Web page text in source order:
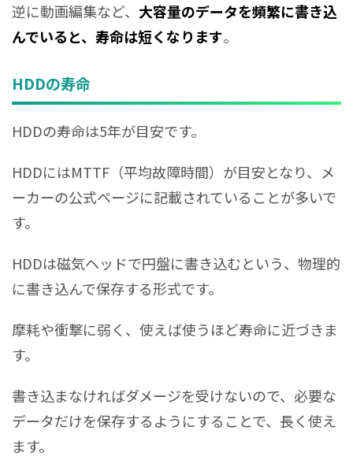
逆に動画編集など、 大容量のデータを頻繁に書き込
んでいると、寿命は短くなります。
HDDの寿命
HDDの寿命は5年が目安です。
HDDにはMTTF（平均故障時間）が目安となり、メ
ーカーの公式ページに記載されていることが多いで
す。
HDDは磁気ヘッドで円盤に書き込むという、物理的
に書き込んで保存する形式です。
摩耗や衝撃に弱く、使えば使うほど寿命に近づきま
す。
書き込まなければダメージを受けないので、必要な
データだけを保存するようにすることで、長く使え
ます。